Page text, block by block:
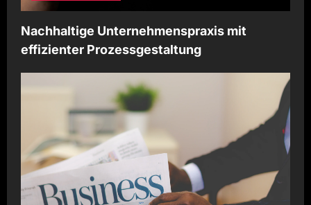
Nachhaltige Unternehmenspraxis mit
effizienter Prozessgestaltung